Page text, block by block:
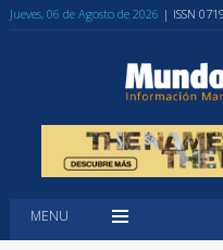
Jueves, 06 de Agosto de 2026 | ISSN
MENU